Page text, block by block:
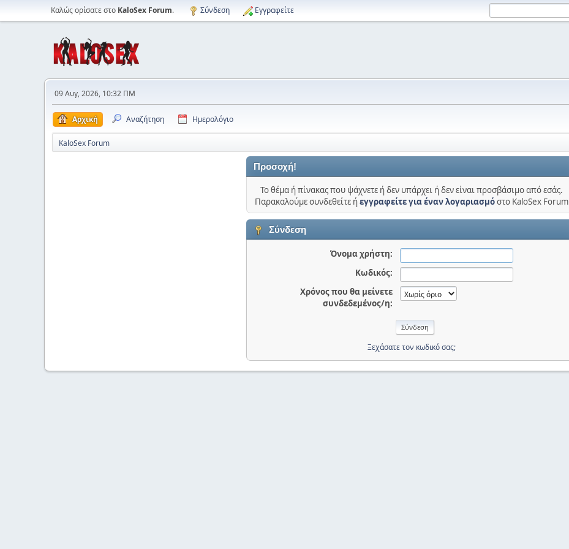
Καλώς ορίσατε στο KaloSex Forum. Σύνδεση Εγγραφείτε
09 Αυγ, 2026, 10:32 ΠΜ
Αρχική Αναζήτηση Ημερολόγιο
KaloSex Forum
Προσοχή!
Το θέμα ή πίνακας που ψάχνετε ή δεν υπάρχει ή δεν είναι προσβάσιμο από εσάς.
Παρακαλούμε συνδεθείτε ήεγγραφείτε για έναν λογαριασμόστο KaloSex Forum
Σύνδεση
Όνομα χρήστη:
Κωδικός:
Χρόνος που θα μείνετε
συνδεδεμένος/η:
Ξεχάσατε τον κωδικό σας;